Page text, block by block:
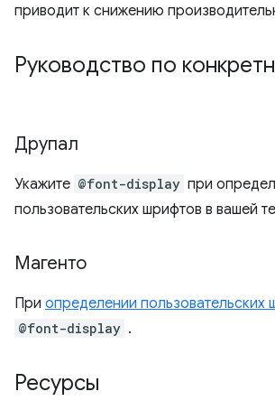
приводит к снижению
Руководство по
Друпал
Укажите @font-display при
пользовательских шрифтов в вашей
Магенто
При определении пользовательских
@font-display .
Ресурсы